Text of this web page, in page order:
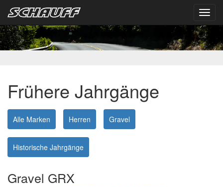
Frühere Jahrgänge
Alle Marken Herren Gravel
Historische Jahrgänge
Gravel GRX